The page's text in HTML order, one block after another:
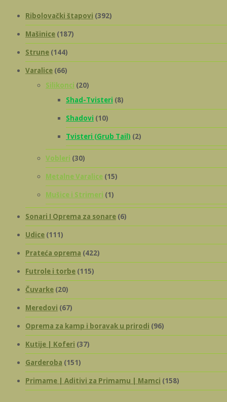
Ribolovački štapovi (392)
Mašinice (187)
Strune (144)
Varalice (66)
Silikonci (20)
Shad-Tvisteri (8)
Shadovi (10)
Tvisteri (Grub Tail) (2)
Vobleri (30)
Metalne Varalice (15)
Mušice i Strimeri (1)
Sonari I Oprema za sonare (6)
Udice (111)
Prateća oprema (422)
Futrole i torbe (115)
Čuvarke (20)
Meredovi (67)
Oprema za kamp i boravak u prirodi (96)
Kutije | Koferi (37)
Garderoba (151)
Primame | Aditivi za Primamu | Mamci (158)